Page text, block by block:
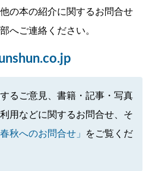
の本の紹介に関するお問合せ
へご連絡ください。
るご意見、書籍・記事・写真
用などに関するお問合せ、そ
春秋へのお問合せ」
をご覧くだ